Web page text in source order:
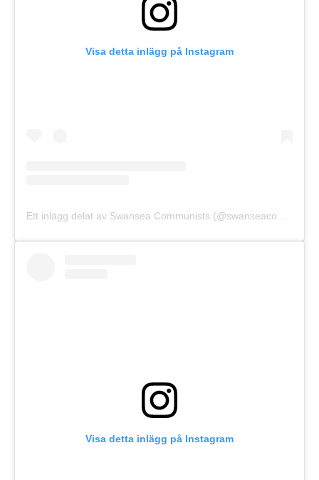
Visa detta inlägg på Instagram
Visa detta inlägg på Instagram